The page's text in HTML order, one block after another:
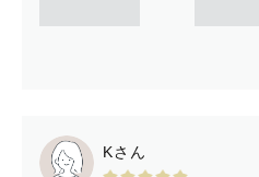
Kさん